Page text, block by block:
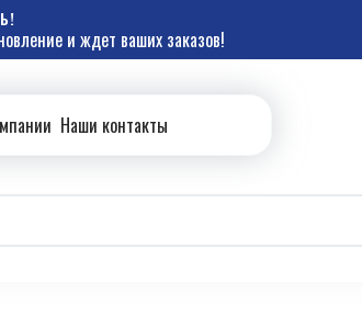
и ждет ваших заказов!
Наши контакты